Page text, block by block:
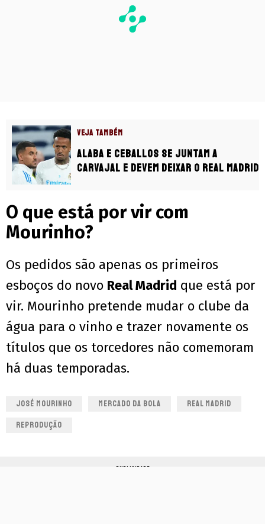
VEJA TAMBÉM
Alaba e Ceballos se juntam a
Carvajal e devem deixar o Real Madrid
O que está por vir com
Mourinho?
Os pedidos são apenas os primeiros
esboços do novo Real Madrid que está por
vir. Mourinho pretende mudar o clube da
água para o vinho e trazer novamente os
títulos que os torcedores não comemoram
há duas temporadas.
JOSÉ MOURINHO MERCADO DA BOLA REAL MADRID
REPRODUÇÃO
PUBLICIDADE